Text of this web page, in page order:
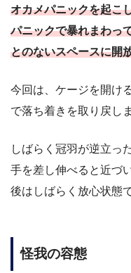
オカメパニックを起こ
パニックで暴れまわっ
とのないスペースに開
今回は、ケージを開け
で落ち着きを取り戻し
しばらく冠羽が逆立っ
手を差し伸べると近づ
後はしばらく放心状態
怪我の容態